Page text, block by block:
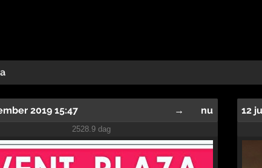
2019 15:47 → nu
2528.9 dag
12